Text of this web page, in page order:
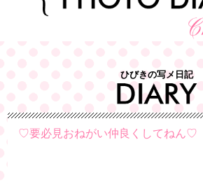
ひびきの写メ日記
♡要必見おねがい️仲良くしてねん♡